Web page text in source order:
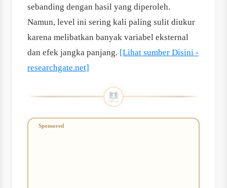
sebanding dengan hasil yang diperoleh.
Namun, level ini sering kali paling sulit diukur
karena melibatkan banyak variabel eksternal
dan efek jangka panjang. [Lihat sumber Disini -
researchgate.net]